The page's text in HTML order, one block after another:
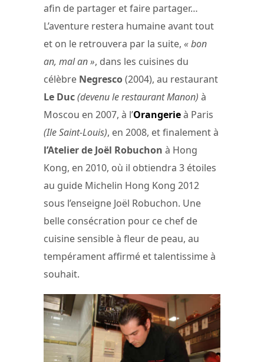
afin de partager et faire partager…
L’aventure restera humaine avant tout
et on le retrouvera par la suite, « bon
an, mal an », dans les cuisines du
célèbre Negresco(2004), au restaurant
Le Duc(devenu le restaurant Manon) à
Moscou en 2007, à l’Orangerieà Paris
(Ile Saint-Louis), en 2008, et finalement à
l’Atelier de Joël Robuchon à Hong
Kong, en 2010, où il obtiendra 3 étoiles
au guide Michelin Hong Kong 2012
sous l’enseigne Joël Robuchon. Une
belle consécration pour ce chef de
cuisine sensible à fleur de peau, au
tempérament affirmé et talentissime à
souhait.